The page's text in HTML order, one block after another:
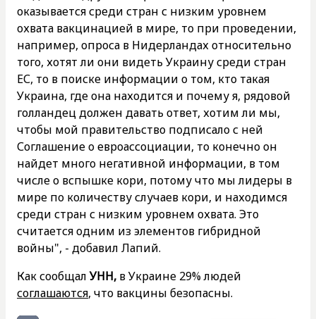
оказывается среди стран с низким уровнем
охвата вакцинацией в мире, то при проведении,
например, опроса в Нидерландах относительно
того, хотят ли они видеть Украину среди стран
ЕС, то в поиске информации о том, кто такая
Украина, где она находится и почему я, рядовой
голландец должен давать ответ, хотим ли мы,
чтобы мой правительство подписало с ней
Соглашение о евроассоциации, то конечно он
найдет много негативной информации, в том
числе о вспышке кори, потому что мы лидеры в
мире по количеству случаев кори, и находимся
среди стран с низким уровнем охвата. Это
считается одним из элементов гибридной
войны", - добавил Лапий.
Как сообщалУНН, в Украине 29% людей
соглашаются, что вакцины безопасны.